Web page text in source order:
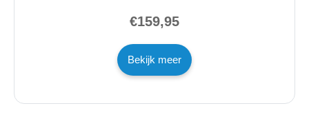
€159,95
Bekijk meer